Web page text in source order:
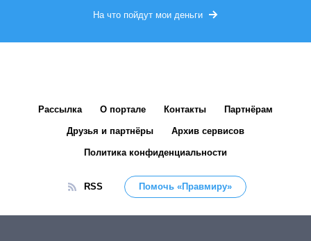
На что пойдут мои деньги
Рассылка О портале Контакты Партнёрам
Друзья и партнёры Архив сервисов
Политика конфиденциальности
RSS Помочь «Правмиру»